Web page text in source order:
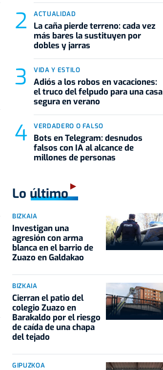
ACTUALIDAD
La caña pierde terreno: cada vez
más bares la sustituyen por
dobles y jarras
VIDA Y ESTILO
Adiós a los robos en vacaciones:
el truco del felpudo para una casa
segura en verano
VERDADERO O FALSO
Bots en Telegram: desnudos
falsos con IA al alcance de
millones de personas
Lo último
BIZKAIA
Investigan una
agresión con arma
blanca en el barrio de
Zuazo en Galdakao
BIZKAIA
Cierran el patio del
colegio Zuazo en
Barakaldo por el riesgo
de caída de una chapa
del tejado
GIPUZKOA